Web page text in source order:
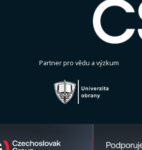
Partner pro vědu a výzkum